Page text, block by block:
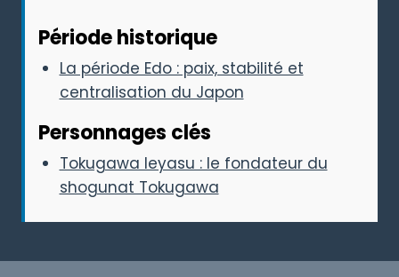
Période historique
La période Edo : paix, stabilité et
centralisation du Japon
Personnages clés
Tokugawa Ieyasu : le fondateur du
shogunat Tokugawa